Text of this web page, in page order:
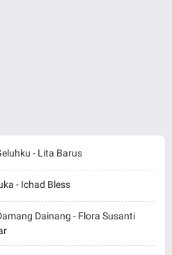
- Lita Barus
- Ichad Bless
Dainang - Flora Susanti